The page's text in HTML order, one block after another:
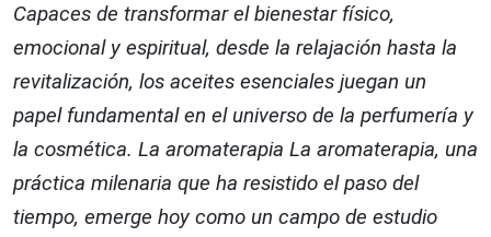
Capaces de transformar el bienestar físico,
emocional y espiritual, desde la relajación hasta la
revitalización, los aceites esenciales juegan un
papel fundamental en el universo de la perfumería y
la cosmética. La aromaterapia La aromaterapia, una
práctica milenaria que ha resistido el paso del
tiempo, emerge hoy como un campo de estudio